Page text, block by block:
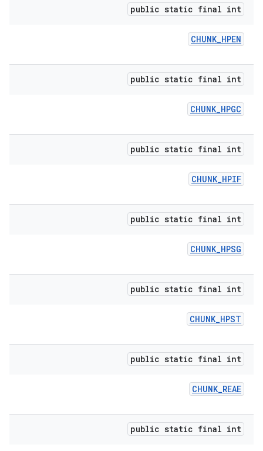
public static final int
CHUNK_HPEN
public static final int
CHUNK_HPGC
public static final int
CHUNK_HPIF
public static final int
CHUNK_HPSG
public static final int
CHUNK_HPST
public static final int
CHUNK_REAE
public static final int